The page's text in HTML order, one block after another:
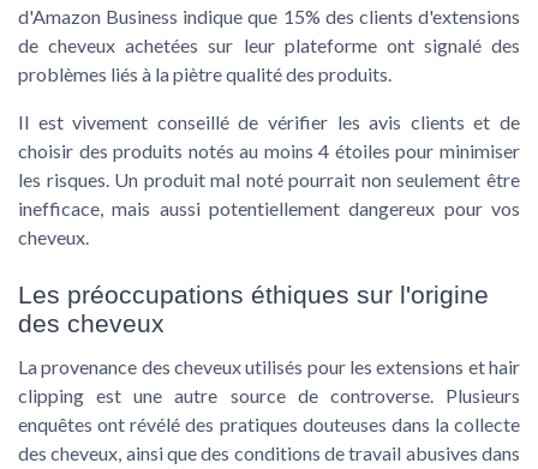
d'Amazon Business indique que 15% des clients d'extensions
de cheveux achetées sur leur plateforme ont signalé des
problèmes liés à la piètre qualité des produits.
Il est vivement conseillé de vérifier les avis clients et de
choisir des produits notés au moins 4 étoiles pour minimiser
les risques. Un produit mal noté pourrait non seulement être
inefficace, mais aussi potentiellement dangereux pour vos
cheveux.
Les préoccupations éthiques sur l'origine
des cheveux
La provenance des cheveux utilisés pour les extensions et hair
clipping est une autre source de controverse. Plusieurs
enquêtes ont révélé des pratiques douteuses dans la collecte
des cheveux, ainsi que des conditions de travail abusives dans